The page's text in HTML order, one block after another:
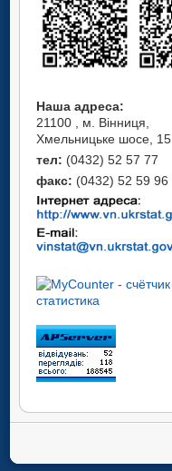
Наша адреса:
21100 , м. Вінниця,
Хмельницьке шосе, 15
тел: (0432) 52 57 77
факс: (0432) 52 59 96